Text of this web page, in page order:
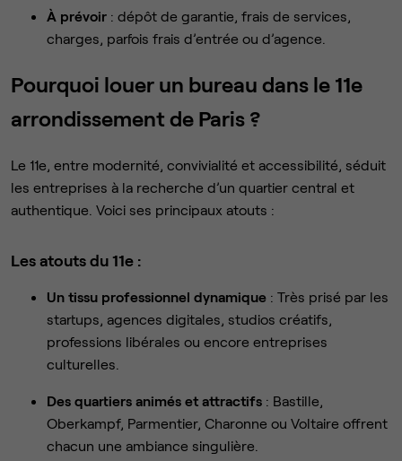
À prévoir : dépôt de garantie, frais de services,
charges, parfois frais d’entrée ou d’agence.
Pourquoi louer un bureau dans le 11e
arrondissement de Paris ?
Le 11e, entre modernité, convivialité et accessibilité, séduit
les entreprises à la recherche d’un quartier central et
authentique. Voici ses principaux atouts :
Les atouts du 11e :
Un tissu professionnel dynamique : Très prisé par les
startups, agences digitales, studios créatifs,
professions libérales ou encore entreprises
culturelles.
Des quartiers animés et attractifs : Bastille,
Oberkampf, Parmentier, Charonne ou Voltaire offrent
chacun une ambiance singulière.